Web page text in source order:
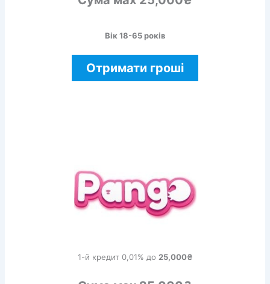
Вік 18-65 років
Отримати гроші
1-й кредит 0,01% до 25,000₴